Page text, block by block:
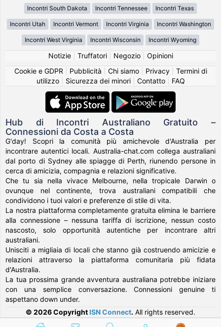
Incontri South Dakota Incontri Tennessee Incontri Texas
Incontri Utah Incontri Vermont Incontri Virginia Incontri Washington
Incontri West Virginia Incontri Wisconsin Incontri Wyoming
Notizie| Truffatori| Negozio| Opinioni
Cookie e GDPR
Pubblicità Chi siamo| Privacy| Termini di
utilizzo| Sicurezza dei minori| Contatto| FAQ
Hub di Incontri Australiano Gratuito –
Connessioni da Costa a Costa
G'day! Scopri la comunità più amichevole d'Australia per
incontrare autentici locali. Australia-chat.com collega australiani
dal porto di Sydney alle spiagge di Perth, riunendo persone in
cerca di amicizia, compagnia e relazioni significative.
Che tu sia nella vivace Melbourne, nella tropicale Darwin o
ovunque nel continente, trova australiani compatibili che
condividono i tuoi valori e preferenze di stile di vita.
La nostra piattaforma completamente gratuita elimina le barriere
alla connessione – nessuna tariffa di iscrizione, nessun costo
nascosto, solo opportunità autentiche per incontrare altri
australiani.
Unisciti a migliaia di locali che stanno già costruendo amicizie e
relazioni attraverso la piattaforma comunitaria più fidata
d'Australia.
La tua prossima grande avventura australiana potrebbe iniziare
con una semplice conversazione. Connessioni genuine ti
aspettano down under.
© 2026 Copyright ISN Connect. All rights reserved.